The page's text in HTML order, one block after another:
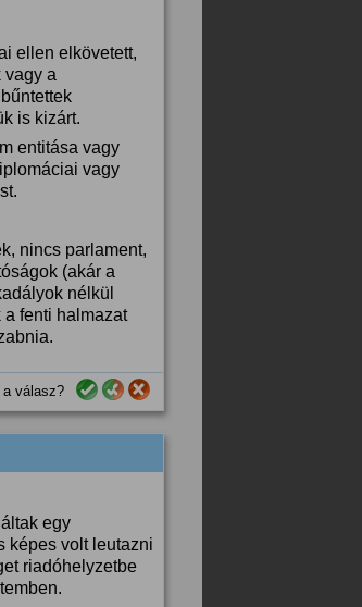
ellen elkövetett,
vagy a
is kizárt.
entitása vagy
vagy
nincs parlament,
(akár a
nélkül
fenti halmazat
a válasz?
egy
képes volt leutazni
riadóhelyzetbe